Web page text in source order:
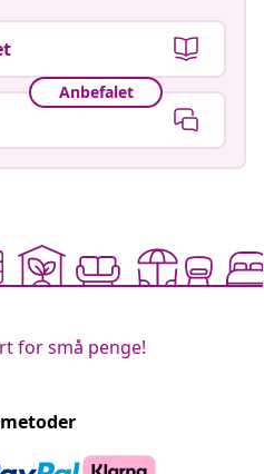
Anbefalet
for små penge!